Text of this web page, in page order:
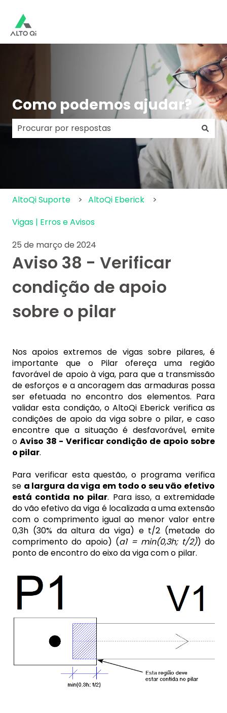
Como podemos ajudar?
Não há sugestões porque o campo de pesquisa
AltoQi Suporte
AltoQi Eberick
Vigas | Erros e Avisos
25 de março de 2024
Aviso 38 - Verificar
condição de apoio
sobre o pilar
Nos apoios extremos de vigas sobre pilares, é
importante que o Pilar ofereça uma região
favorável de apoio à viga, para que a transmissão
de esforços e a ancoragem das armaduras possa
ser efetuada no encontro dos elementos. Para
validar esta condição, o AltoQi Eberick verifica as
condições de apoio da viga sobre o pilar, e caso
encontre que a situação é desfavorável, emite
oAviso 38 - Verificar condição de apoio sobre
o pilar.
Para verificar esta questão, o programa verifica
se a largura da viga em todo o seu vão efetivo
está contida no pilar. Para isso, a extremidade
do vão efetivo da viga é localizada a uma extensão
com o comprimento igual ao menor valor entre
0,3h (30% da altura da viga) e t/2 (metade do
comprimento do apoio) (a1 = min(0,3h; t/2)) do
ponto de encontro do eixo da viga com o pilar.